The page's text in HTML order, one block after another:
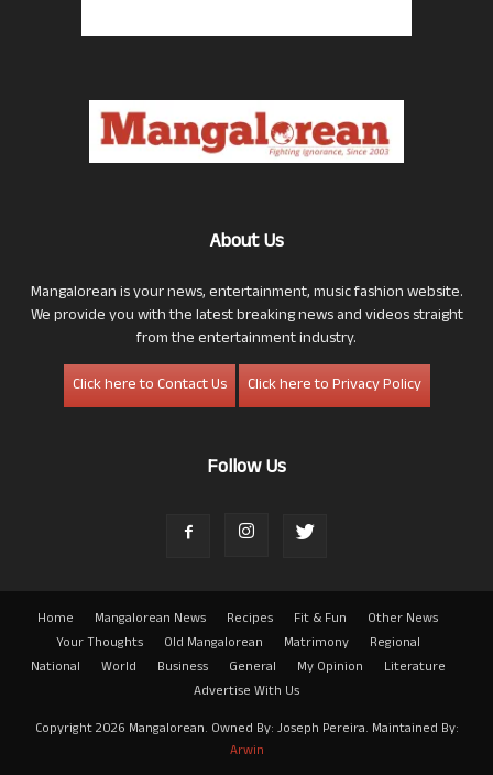
About Us
Mangalorean is your news, entertainment, music fashion website.
We provide you with the latest breaking news and videos straight
from the entertainment industry.
Click here to Contact Us
Click here to Privacy Policy
Follow Us
Home Mangalorean News Recipes Fit & Fun
Other News
Your Thoughts
Old Mangalorean Matrimony
Regional
National
World Business General My Opinion
Literature
Advertise With Us
Copyright 2026 Mangalorean. Owned By: Joseph Pereira. Maintained By:
Arwin